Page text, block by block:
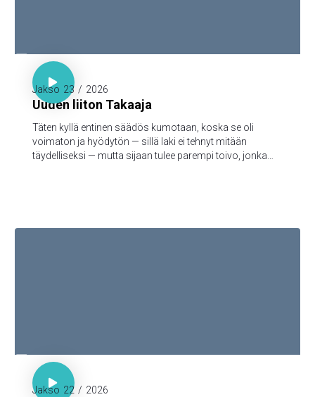
Hepr. 7:18-19

Jakso 23 / 2026
Uuden liiton Takaaja
Täten kyllä entinen säädös kumotaan, koska se oli
voimaton ja hyödytön — sillä laki ei tehnyt mitään
täydelliseksi — mutta sijaan tulee parempi toivo, jonka
Luuk. 22:20

Jakso 22 / 2026